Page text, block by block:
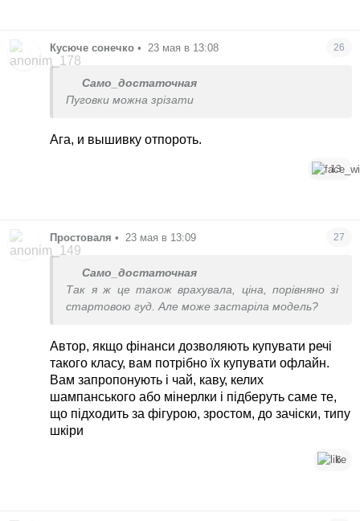
Кусюче сонечко • 23 мая в 13:08 26
Само_достаточная
Пуговки можна зрізати
Ага, и вышивку отпороть.
13
Простоваля • 23 мая в 13:09 27
Само_достаточная
Так я ж це також врахувала, ціна, порівняно зі
стартовою гуд. Але може застаріла модель?
Автор, якщо фінанси дозволяють купувати речі
такого класу, вам потрібно їх купувати офлайн.
Вам запропонують і чай, каву, келих
шампанського або мінерлки і підберуть саме те,
що підходить за фігурою, зростом, до зачіски, типу
шкіри
6